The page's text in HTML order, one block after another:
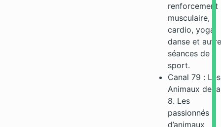
renforcement
musculaire,
cardio, yoga,
danse et
séances de
sport.
Canal 79 : Les
Animaux de la
8. Les
passionnés
d’animaux